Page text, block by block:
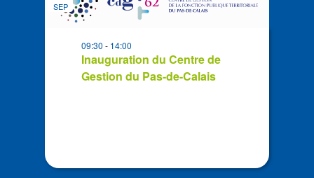
events
Photo
View
SEP
Inauguration du Centre de
Gestion du Pas-de-Calais
09:30- 14:00